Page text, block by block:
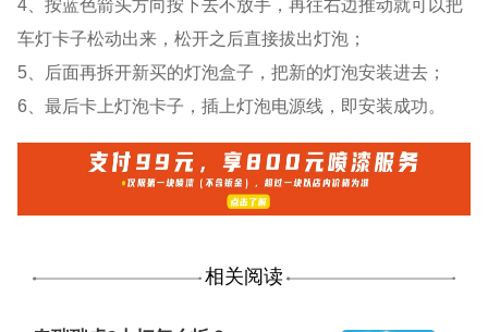
4、按蓝色箭头方向按下去不放手，再往右边推动就可以把
车灯卡子松动出来，松开之后直接拔出灯泡；
5、后面再拆开新买的灯泡盒子，把新的灯泡安装进去；
6、最后卡上灯泡卡子，插上灯泡电源线，即安装成功。
相关阅读